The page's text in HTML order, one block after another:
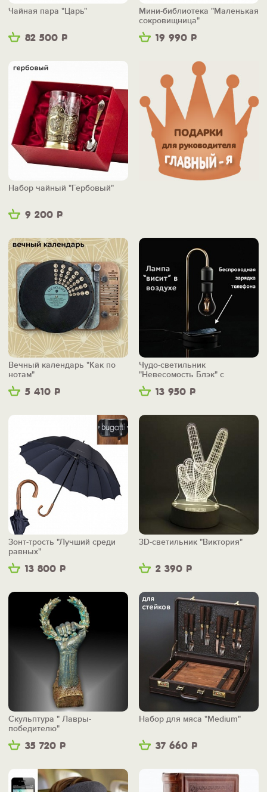
82 500 Р
Чайная пара "Царь"
19 990 Р
Мини-библиотека "Маленькая
сокровищница"
9 200 Р
Набор чайный "Гербовый"
5 410 Р
Вечный календарь "Как по
нотам"
13 950 Р
Чудо-светильник
"Невесомость Блэк" с
беспроводной зарядкой
13 800 Р
Зонт-трость "Лучший среди
равных"
2 390 Р
3D-светильник "Виктория"
35 720 Р
Скульптура " Лавры-
победителю"
37 660 Р
Набор для мяса "Medium"